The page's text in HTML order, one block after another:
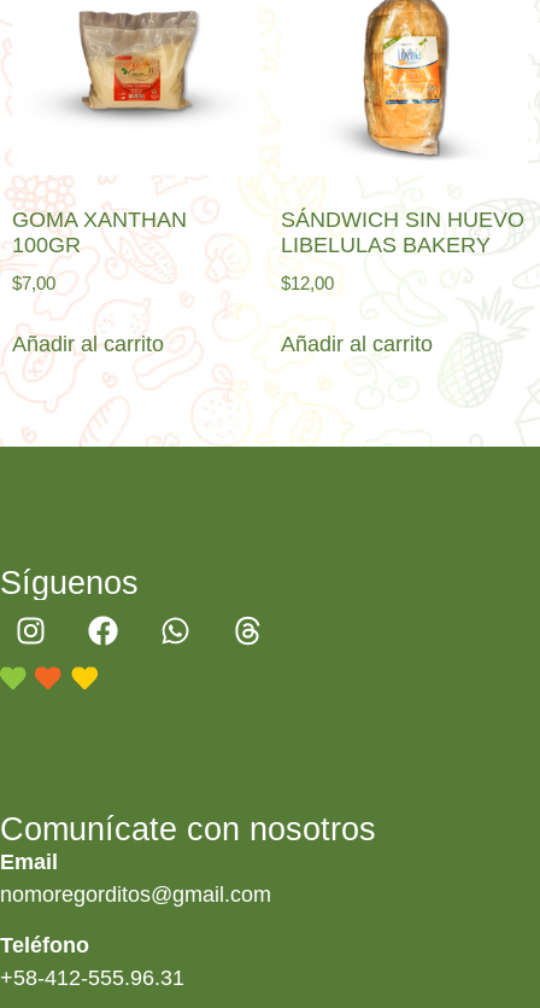
GOMA XANTHAN
100GR
$7,00
Añadir al carrito
SÁNDWICH SIN HUEVO
LIBELULAS BAKERY
$12,00
Añadir al carrito
Síguenos
Comunícate con nosotros
Email
nomoregorditos@gmail.com
Teléfono
+58-412-555.96.31